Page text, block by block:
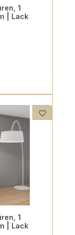
1
| Lack
1
| Lack